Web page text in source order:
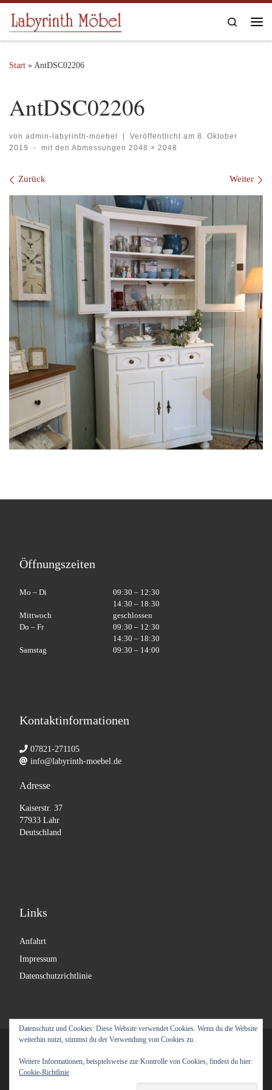
Zum Inhalt springen
Search
Start » AntDSC02206
AntDSC02206
von admin-labyrinth-moebel | Veröffentlicht am 8. Oktober
2019
- mit den Abmessungen 2048 × 2048
Bilder Navigation
Zurück Weiter
Öffnungszeiten
Mo – Di
09:30 – 12:30
14:30 – 18:30
Mittwoch
geschlossen
Do – Fr
09:30 – 12:30
14:30 – 18:30
Samstag
09:30 – 14:00
Kontaktinformationen
07821-271105
info@labyrinth-moebel.de
Adresse
Kaiserstr. 37
77933 Lahr
Deutschland
Links
Anfahrt
Impressum
Datenschutzrichtlinie
Präsentiert vonWP– Entworfen mit demCustomizr-Theme
Datenschutz und Cookies: Diese Website verwendet Cookies. Wenn du die Website
weiterhin nutzt, stimmst du der Verwendung von Cookies zu.
Weitere Informationen, beispielsweise zur Kontrolle von Cookies, findest du hier:
Cookie-Richtlinie